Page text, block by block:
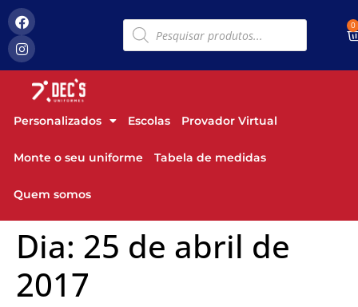
0
Personalizados Escolas Provador Virtual
Monte o seu uniforme Tabela de medidas
Quem somos
Dia: 25 de abril de
2017